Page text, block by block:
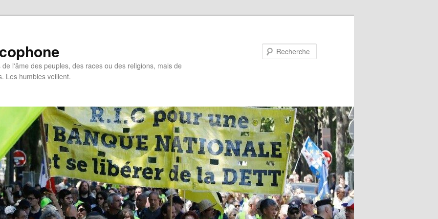
l'âme des peuples, des races ou des religions, mais de
Les humbles veillent.